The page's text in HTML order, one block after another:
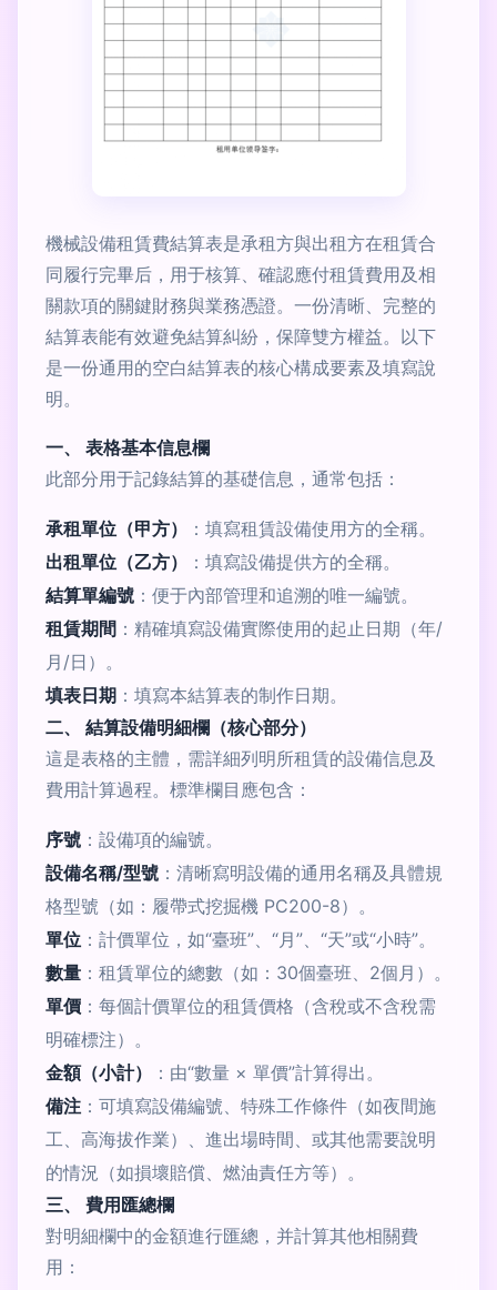
機械設備租賃費結算表是承租方與出租方在租賃合
同履行完畢后，用于核算、確認應付租賃費用及相
關款項的關鍵財務與業務憑證。一份清晰、完整的
結算表能有效避免結算糾紛，保障雙方權益。以下
是一份通用的空白結算表的核心構成要素及填寫說
明。
一、 表格基本信息欄
此部分用于記錄結算的基礎信息，通常包括：
承租單位（甲方）
：填寫租賃設備使用方的全稱。
出租單位（乙方）
：填寫設備提供方的全稱。
結算單編號 ：便于內部管理和追溯的唯一編號。
租賃期間 ：精確填寫設備實際使用的起止日期（年/
月/日）。
填表日期 ：填寫本結算表的制作日期。
二、 結算設備明細欄（核心部分）
這是表格的主體，需詳細列明所租賃的設備信息及
費用計算過程。標準欄目應包含：
序號 ：設備項的編號。
設備名稱/型號 ：清晰寫明設備的通用名稱及具體規
格型號（如：履帶式挖掘機 PC200-8）。
單位 ：計價單位，如“臺班”、“月”、“天”或“小時”。
數量 ：租賃單位的總數（如：30個臺班、2個月）。
單價 ：每個計價單位的租賃價格（含稅或不含稅需
明確標注）。
金額（小計）
：由“數量 × 單價”計算得出。
備注 ：可填寫設備編號、特殊工作條件（如夜間施
工、高海拔作業）、進出場時間、或其他需要說明
的情況（如損壞賠償、燃油責任方等）。
三、 費用匯總欄
對明細欄中的金額進行匯總，并計算其他相關費
用：